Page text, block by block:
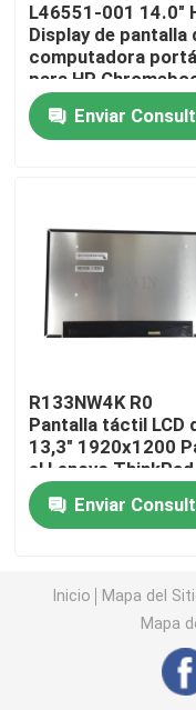
Pida una cita
Reemplazo de la
Reemplazo de la
Reemplazo de la
Reemplazo de la
Reemplazo del
Reemplazo de la
Pantalla del
L46551-001 14.0"
Display de pantalla
computadora
para HP
14A G5
Enviar
R133NW4K R0
Pantalla táctil LCD
13,3" 1920x1200
el Lenovo ThinkPad
X13 Gen 2/L13 Gen 3
Enviar
Inicio Mapa del
Mapa